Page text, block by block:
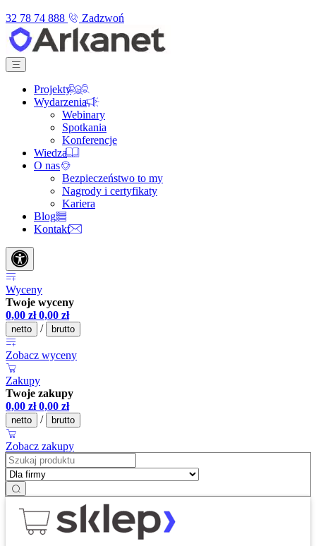
32 78 74 888
Zadzwoń
Projekty
Wydarzenia
Webinary
Spotkania
Konferencje
Wiedza
O nas
Bezpieczeństwo to my
Nagrody i certyfikaty
Kariera
Blog
Kontakt
Wyceny
Twoje wyceny
0,00 zł 0,00 zł
netto / brutto
Zobacz wyceny
Zakupy
Twoje zakupy
0,00 zł 0,00 zł
netto / brutto
Zobacz zakupy